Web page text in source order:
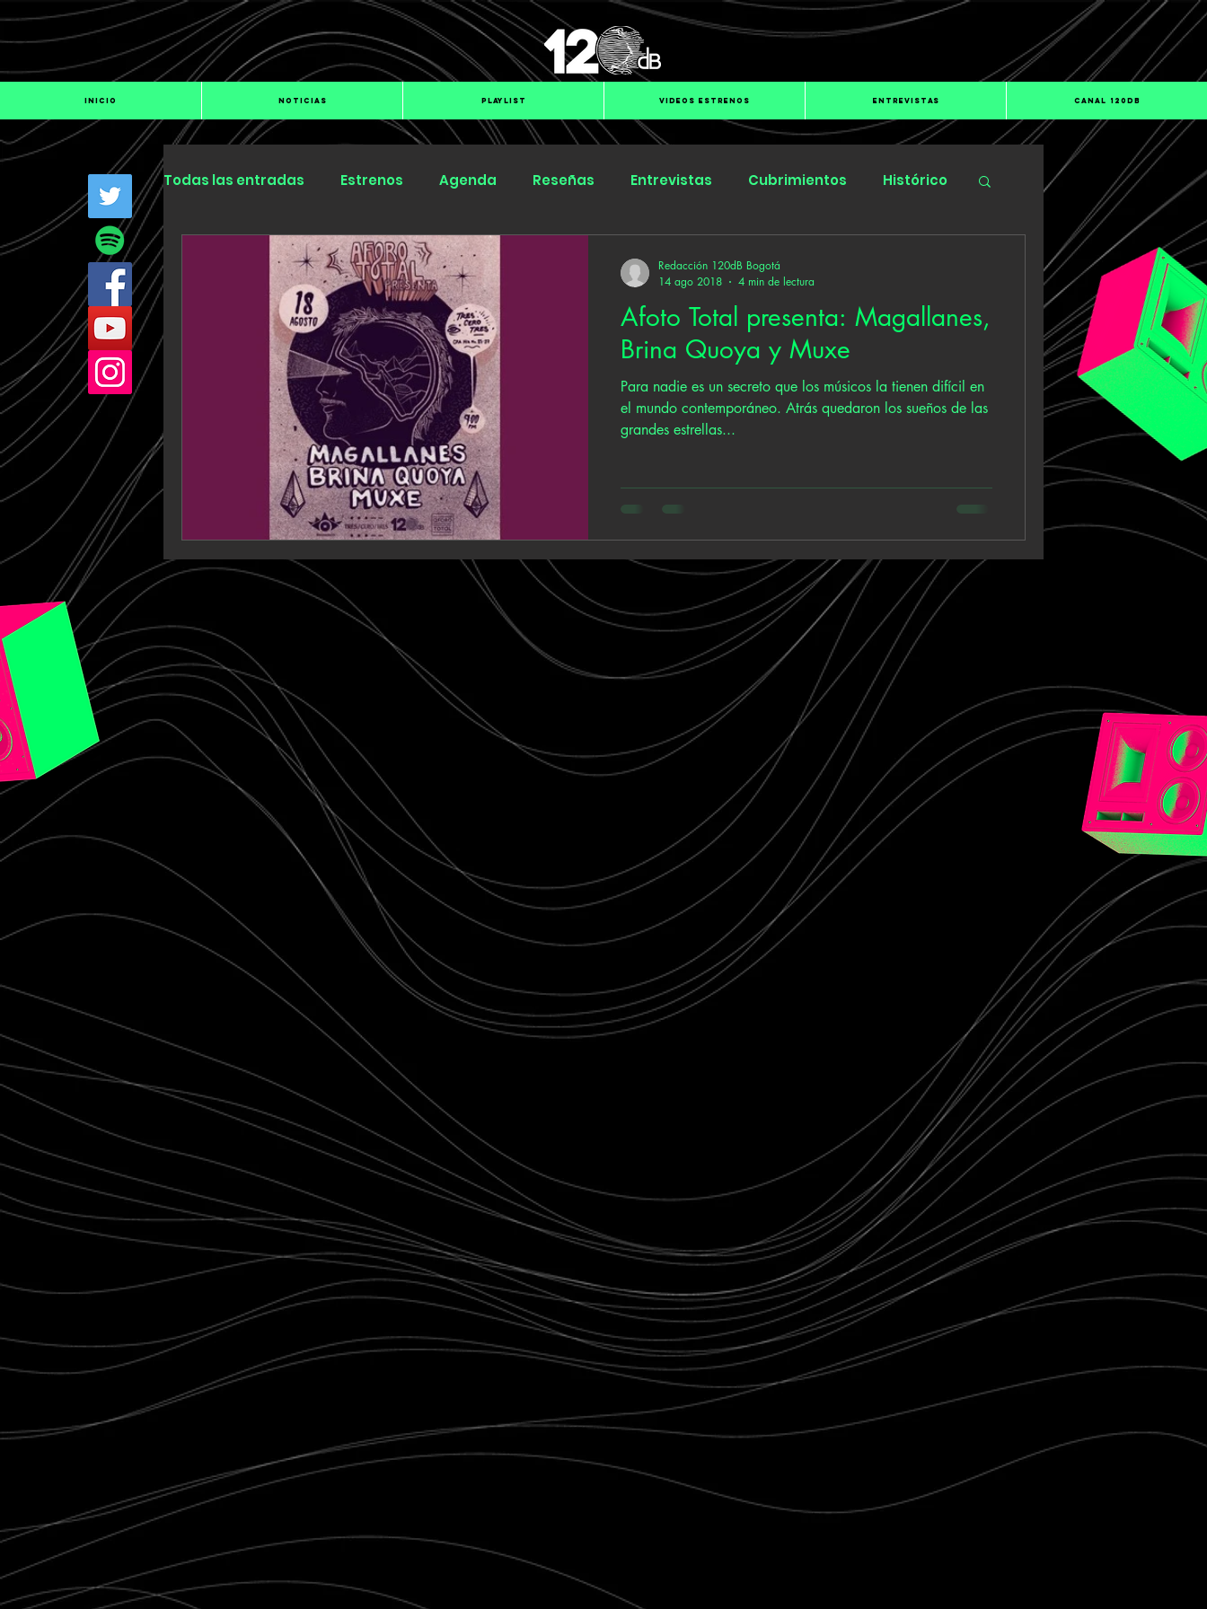
INICIO NOTICIAS PLAYLIST VIDEOS ESTRENOS ENTREVISTAS CANAL 120dB
Todas las entradas Estrenos Agenda Reseñas Entrevistas Cubrimientos Histórico
Especiales Submit Hub
Afoto Total presenta: Magallanes,
Brina Quoya y Muxe
Para nadie es un secreto que los músicos la tienen difícil en
el mundo contemporáneo. Atrás quedaron los sueños de las
grandes estrellas...
Redacción 120dB Bogotá
14 ago 2018
4 min de lectura